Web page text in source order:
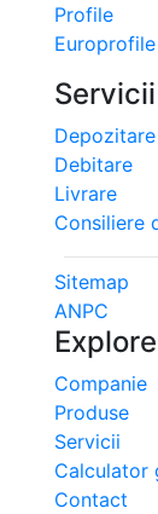
Profile
Europrofile
Servicii
Depozitare
Debitare
Livrare
Consiliere
Sitemap
ANPC
Explore
Companie
Produse
Servicii
Calculator
Contact